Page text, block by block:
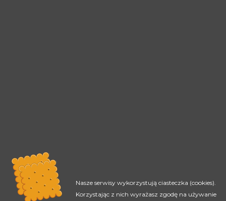
Nasze serwisy wykorzystują ciasteczka (cookies).
Korzystając z nich wyrażasz zgodę na używanie